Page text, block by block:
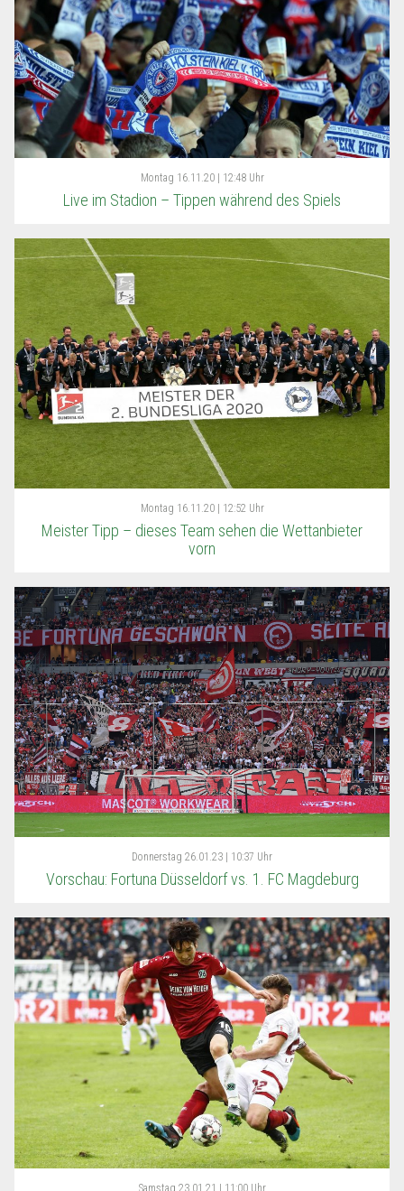
Montag 16.11.20 | 12:48 Uhr
Live im Stadion – Tippen während des Spiels
Montag 16.11.20 | 12:52 Uhr
Meister Tipp – dieses Team sehen die Wettanbieter
vorn
Donnerstag 26.01.23 | 10:37 Uhr
Vorschau: Fortuna Düsseldorf vs. 1. FC Magdeburg
Samstag 23.01.21 | 11:00 Uhr